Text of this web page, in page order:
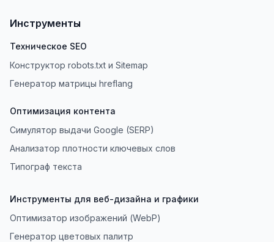
Инструменты
Техническое SEO
Конструктор robots.txt и Sitemap
Генератор матрицы hreflang
Оптимизация контента
Симулятор выдачи Google (SERP)
Анализатор плотности ключевых слов
Типограф текста
Инструменты для веб-дизайна и графики
Оптимизатор изображений (WebP)
Генератор цветовых палитр